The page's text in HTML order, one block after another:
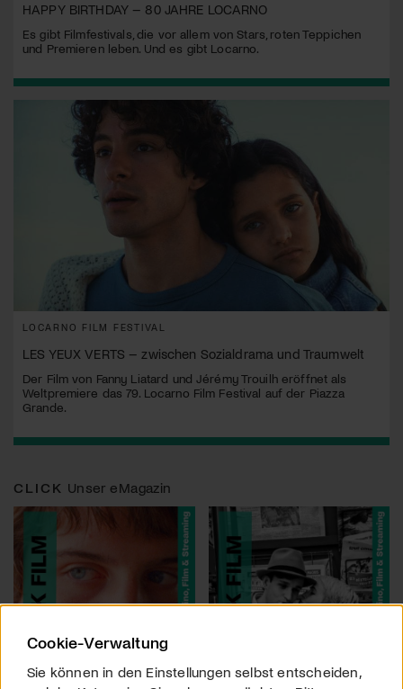
HAPPY BIRTHDAY – 80 JAHRE LOCARNO
Es gibt Filmfestivals, die vor allem von Stars, roten Teppichen
und Premieren leben. Und es gibt Locarno.
LOCARNO FILM FESTIVAL
LES YEUX VERTS – zwischen Sozialdrama und Traumwelt
Der Film von Fanny Liatard und Jérémy Trouilh eröffnet als
Weltpremiere das 79. Locarno Film Festival auf der Piazza
Grande.
CLICK Unser eMagazin
Cookie-Verwaltung
Sie können in den Einstellungen selbst entscheiden,